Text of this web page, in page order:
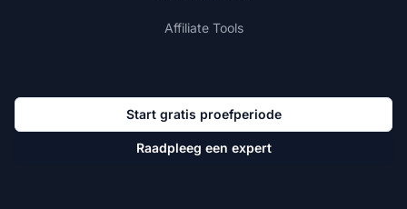
Affiliate Tools
Start gratis proefperiode
Raadpleeg een expert